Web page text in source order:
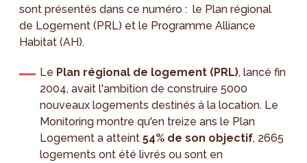
sont présentés dans ce numéro : le Plan régional
de Logement (PRL) et le Programme Alliance
Habitat (AH).
Le Plan régional de logement (PRL), lancé fin
2004, avait l'ambition de construire 5000
nouveaux logements destinés à la location. Le
Monitoring montre qu'en treize ans le Plan
Logement a atteint54% de son objectif, 2665
logements ont été livrés ou sont en